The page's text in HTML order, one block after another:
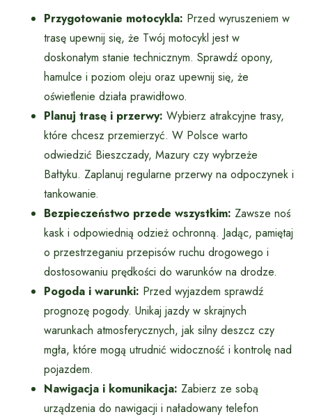
Przygotowanie motocykla: Przed wyruszeniem w
trasę upewnij się, że Twój motocykl jest w
doskonałym stanie technicznym. Sprawdź opony,
hamulce i poziom oleju oraz upewnij się, że
oświetlenie działa prawidłowo.
Planuj trasę i przerwy: Wybierz atrakcyjne trasy,
które chcesz przemierzyć. W Polsce warto
odwiedzić Bieszczady, Mazury czy wybrzeże
Bałtyku. Zaplanuj regularne przerwy na odpoczynek i
tankowanie.
Bezpieczeństwo przede wszystkim: Zawsze noś
kask i odpowiednią odzież ochronną. Jadąc, pamiętaj
o przestrzeganiu przepisów ruchu drogowego i
dostosowaniu prędkości do warunków na drodze.
Pogoda i warunki: Przed wyjazdem sprawdź
prognozę pogody. Unikaj jazdy w skrajnych
warunkach atmosferycznych, jak silny deszcz czy
mgła, które mogą utrudnić widoczność i kontrolę nad
pojazdem.
Nawigacja i komunikacja: Zabierz ze sobą
urządzenia do nawigacji i naładowany telefon